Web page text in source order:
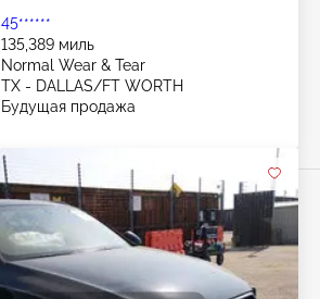
45******
135,389 миль
Normal Wear & Tear
TX - DALLAS/FT WORTH
Будущая продажа